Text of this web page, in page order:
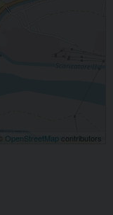
OpenStreetMap contributors